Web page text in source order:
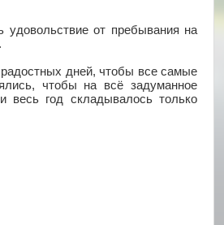
от пребывания на
дней, чтобы все самые
чтобы на всё задуманное
весь год складывалось только